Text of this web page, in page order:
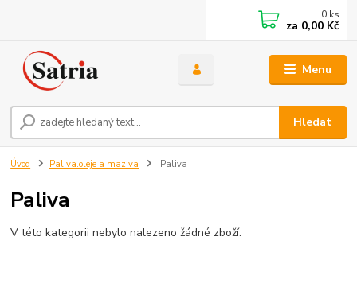
Menu
Hledat
0 ks
za 0,00 Kč
Úvod Paliva.oleje a maziva Paliva
Paliva
V této kategorii nebylo nalezeno žádné zboží.